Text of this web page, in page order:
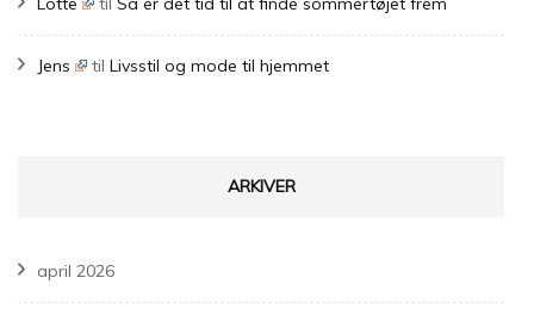
Jens tilLivsstil og mode til hjemmet
ARKIVER
april 2026